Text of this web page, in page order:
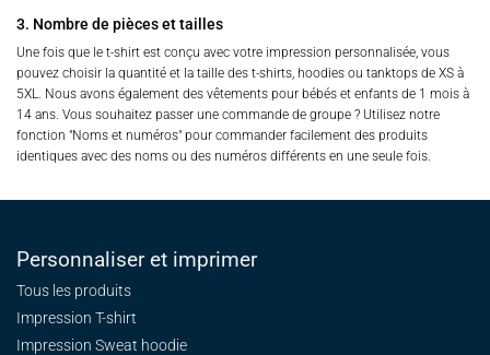
3. Nombre de pièces et tailles
Une fois que le t-shirt est conçu avec votre impression personnalisée, vous
pouvez choisir la quantité et la taille des t-shirts, hoodies ou tanktops de XS à
5XL. Nous avons également des vêtements pour bébés et enfants de 1 mois à
14 ans. Vous souhaitez passer une commande de groupe ? Utilisez notre
fonction "Noms et numéros" pour commander facilement des produits
identiques avec des noms ou des numéros différents en une seule fois.
Personnaliser et imprimer
Tous les produits
Impression T-shirt
Impression Sweat hoodie